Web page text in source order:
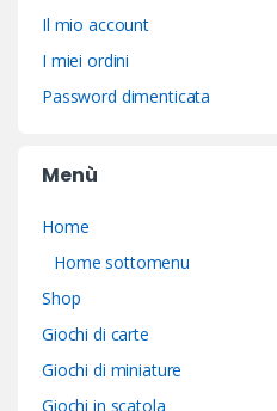
Il mio account
I miei ordini
Password dimenticata
Menù
Home
Home sottomenu
Shop
Giochi di carte
Giochi di miniature
Giochi in scatola